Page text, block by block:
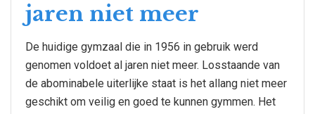
jaren niet meer
De huidige gymzaal die in 1956 in gebruik werd
genomen voldoet al jaren niet meer. Losstaande van
de abominabele uiterlijke staat is het allang niet meer
geschikt om veilig en goed te kunnen gymmen. Het